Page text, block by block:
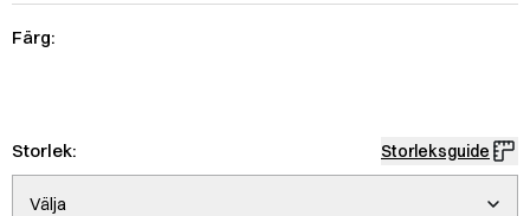
Färg:
Storlek: Storleksguide
Välja